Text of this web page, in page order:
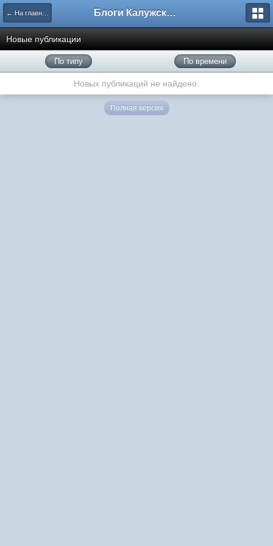
← На главную Блоги Калужского перекрестка
Новые публикации
По типу По времени
Новых публикаций не найдено.
Полная версия